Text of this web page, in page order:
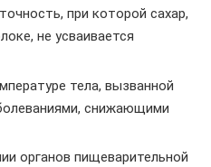
при которой сахар,
не усваивается
тела, вызванной
снижающими
органов пищеварительной